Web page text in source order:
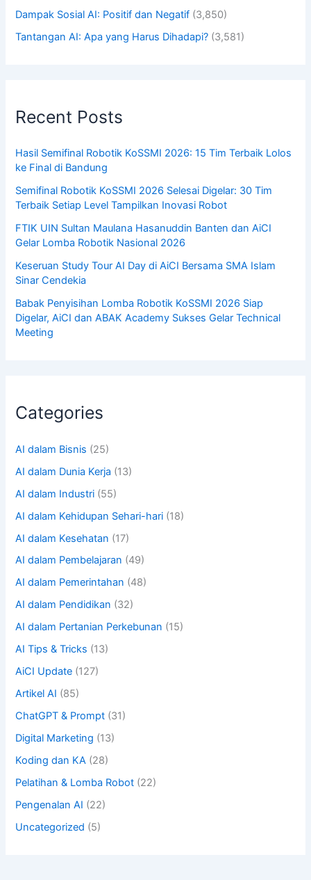
Dampak Sosial AI: Positif dan Negatif (3,850)
Tantangan AI: Apa yang Harus Dihadapi? (3,581)
Recent Posts
Hasil Semifinal Robotik KoSSMI 2026: 15 Tim Terbaik Lolos
ke Final di Bandung
Semifinal Robotik KoSSMI 2026 Selesai Digelar: 30 Tim
Terbaik Setiap Level Tampilkan Inovasi Robot
FTIK UIN Sultan Maulana Hasanuddin Banten dan AiCI
Gelar Lomba Robotik Nasional 2026
Keseruan Study Tour AI Day di AiCI Bersama SMA Islam
Sinar Cendekia
Babak Penyisihan Lomba Robotik KoSSMI 2026 Siap
Digelar, AiCI dan ABAK Academy Sukses Gelar Technical
Meeting
Categories
AI dalam Bisnis (25)
AI dalam Dunia Kerja (13)
AI dalam Industri (55)
AI dalam Kehidupan Sehari-hari (18)
AI dalam Kesehatan (17)
AI dalam Pembelajaran (49)
AI dalam Pemerintahan (48)
AI dalam Pendidikan (32)
AI dalam Pertanian Perkebunan (15)
AI Tips & Tricks (13)
AiCI Update (127)
Artikel AI (85)
ChatGPT & Prompt (31)
Digital Marketing (13)
Koding dan KA (28)
Pelatihan & Lomba Robot (22)
Pengenalan AI (22)
Uncategorized (5)